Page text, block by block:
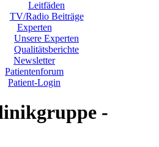
Leitfäden
TV/Radio Beiträge
Experten
Unsere Experten
Qualitätsberichte
Newsletter
Patientenforum
Patient-Login
-